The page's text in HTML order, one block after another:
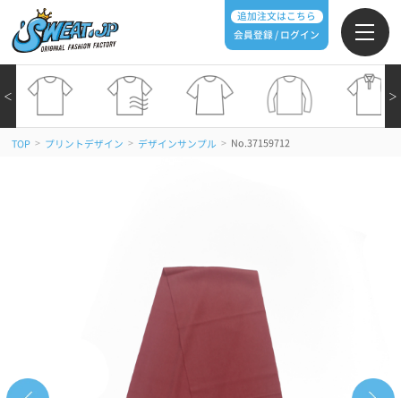
追加注文はこちら
会員登録 / ログイン
＞
＜
TOP > プリントデザイン > デザインサンプル > No.37159712